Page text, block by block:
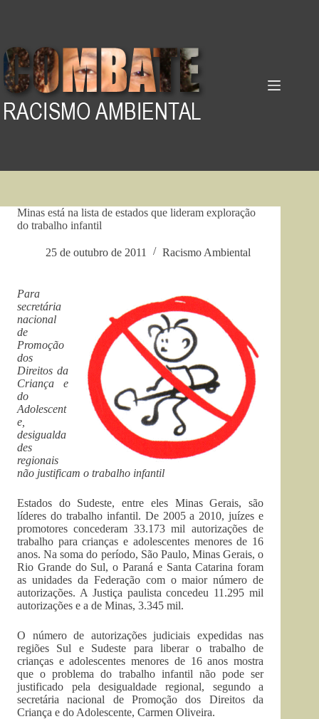
Minas está na lista de estados que lideram exploração
do trabalho infantil
25 de outubro de 2011 Racismo Ambiental
Para
secretária
nacional
de
Promoção
dos
Direitos da
Criança e
do
Adolescent
e,
desigualda
des
regionais
não justificam o trabalho infantil
Estados do Sudeste, entre eles Minas Gerais, são
líderes do trabalho infantil. De 2005 a 2010, juízes e
promotores concederam 33.173 mil autorizações de
trabalho para crianças e adolescentes menores de 16
anos. Na soma do período, São Paulo, Minas Gerais, o
Rio Grande do Sul, o Paraná e Santa Catarina foram
as unidades da Federação com o maior número de
autorizações. A Justiça paulista concedeu 11.295 mil
autorizações e a de Minas, 3.345 mil.
O número de autorizações judiciais expedidas nas
regiões Sul e Sudeste para liberar o trabalho de
crianças e adolescentes menores de 16 anos mostra
que o problema do trabalho infantil não pode ser
justificado pela desigualdade regional, segundo a
secretária nacional de Promoção dos Direitos da
Criança e do Adolescente, Carmen Oliveira.